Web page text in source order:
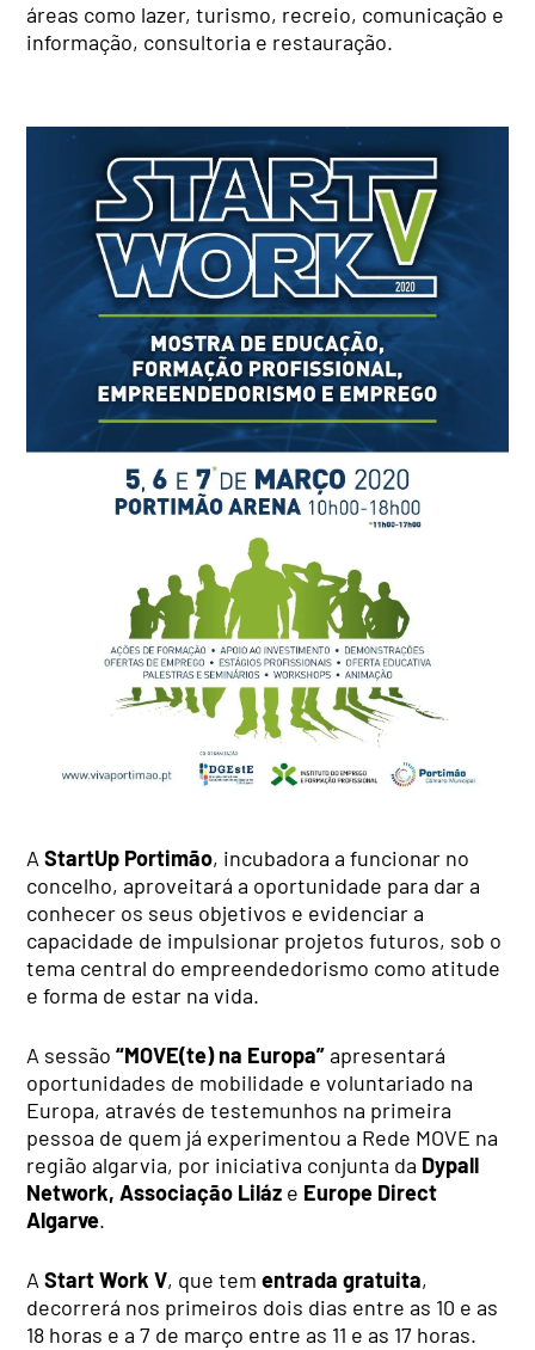
áreas como lazer, turismo, recreio, comunicação e
informação, consultoria e restauração.
AStartUp Portimão, incubadora a funcionar no
concelho, aproveitará a oportunidade para dar a
conhecer os seus objetivos e evidenciar a
capacidade de impulsionar projetos futuros, sob o
tema central do empreendedorismo como atitude
e forma de estar na vida.
A sessão“MOVE(te) na Europa”apresentará
oportunidades de mobilidade e voluntariado na
Europa, através de testemunhos na primeira
pessoa de quem já experimentou a Rede MOVE na
região algarvia, por iniciativa conjunta da Dypall
Network, Associação Liláz e Europe Direct
Algarve.
AStart Work V, que tementrada gratuita,
decorrerá nos primeiros dois dias entre as 10 e as
18 horas e a 7 de março entre as 11 e as 17 horas.